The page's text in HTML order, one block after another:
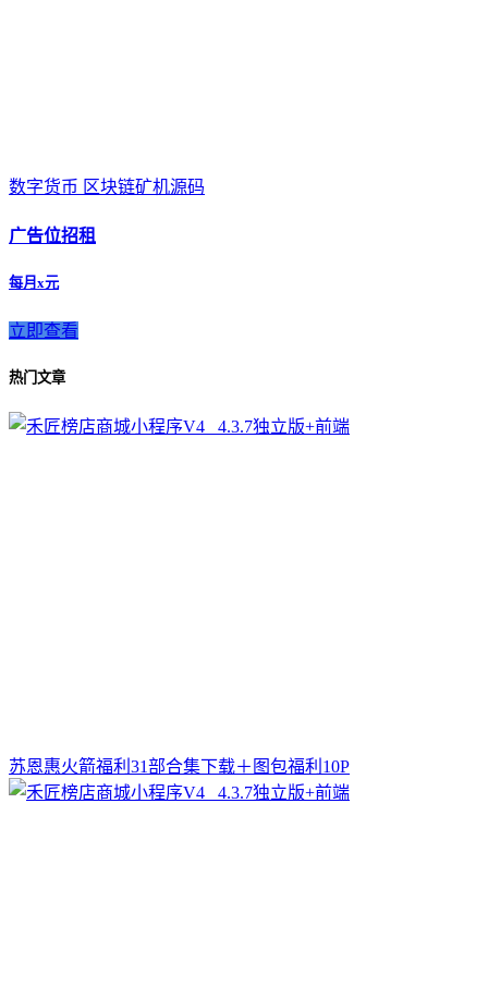
数字货币 区块链矿机源码
广告位招租
每月x元
立即查看
热门文章
苏恩惠火箭福利31部合集下载＋图包福利10P